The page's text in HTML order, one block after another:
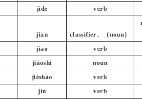
jìde verb
jiān classifier、（noun）
jiāo
verb
jiàoshì
noun
jièshào
verb
jìn
verb